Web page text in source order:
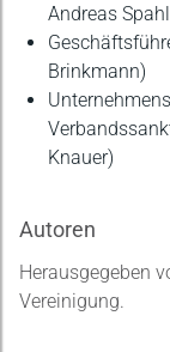
Andreas
Brinkmann)
Knauer)
Autoren
Herausgegeben
Vereinigung.